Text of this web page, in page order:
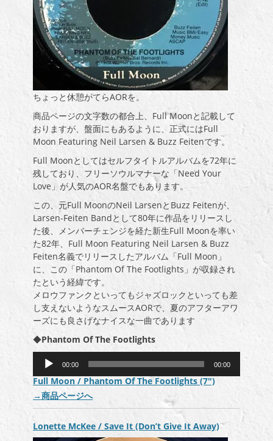
ちょっと休憩がてらAORを。
商品ページの文字数の都合上、Full Moonと記載して
おりますが、盤面にもあるように、正式にはFull
Moon Featuring Neil Larsen & Buzz Feitenです。
Full Moonとしてはセルフタイトルアルバムを72年に
残しており、フリーソウルマナーな「Need Your
Love」が人気のAOR名盤でもあります。
この、元Full MoonのNeil LarsenとBuzz Feitenが、
Larsen-Feiten Bandとして80年に作品をリリースし
た後、メンバーチェンジを経た新生Full Moonを率い
た82年、Full Moon Featuring Neil Larsen & Buzz
Feiten名義でリリースしたアルバム「Full Moon」
に、この「Phantom Of The Footlights」が収録され
たという経緯です。
メロウファンクといってもジャズロックといっても差
し支えないようなスムースAORで、夏のアフターアワ
ーズにも良さげなナイスな一曲であります
◆Phantom Of The Footlights
プ
レ
ー
ヤ
ー
00:00 00:00
Full Moon / Phantom Of The Footlights (7″)
→商品ページへ
Lonette McKee / Save It (Don’t Give It Away)